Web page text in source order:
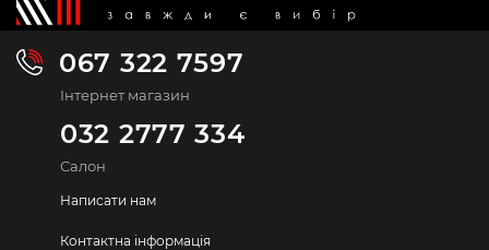
067 322 7597
Інтернет магазин
032 2777 334
Салон
Написати нам
Контактна інформація